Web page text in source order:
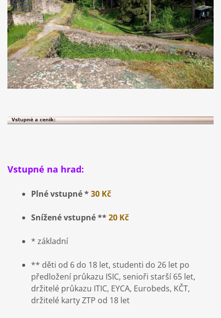
Vstupné na hrad:
Plné vstupné * 30 Kč
Snížené vstupné ** 20 Kč
* základní
** děti od 6 do 18 let, studenti do 26 let po
předložení průkazu ISIC, senioři starší 65 let,
držitelé průkazu ITIC, EYCA, Eurobeds, KČT,
držitelé karty ZTP od 18 let